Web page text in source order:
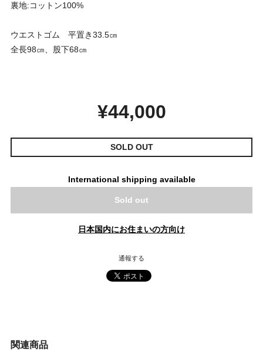
裏地:コットン100%
ウエストゴム 平置き33.5㎝
全長98㎝、股下68㎝
¥44,000
SOLD OUT
International shipping available
Sold out
日本国内にお住まいの方向け
通報する
関連商品